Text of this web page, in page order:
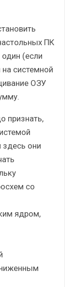
ПК
(если
системной
ОЗУ
признать,
здесь они
со
ядром,